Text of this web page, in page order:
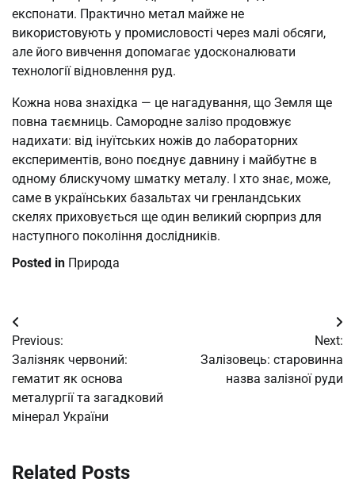
експонати. Практично метал майже не
використовують у промисловості через малі обсяги,
але його вивчення допомагає удосконалювати
технології відновлення руд.
Кожна нова знахідка — це нагадування, що Земля ще
повна таємниць. Самородне залізо продовжує
надихати: від інуїтських ножів до лабораторних
експериментів, воно поєднує давнину і майбутнє в
одному блискучому шматку металу. І хто знає, може,
саме в українських базальтах чи гренландських
скелях приховується ще один великий сюрприз для
наступного покоління дослідників.
Posted in Природа
Post
navigation
Previous:
Залізняк червоний:
гематит як основа
металургії та загадковий
мінерал України
Next:
Залізовець: старовинна
назва залізної руди
Related Posts